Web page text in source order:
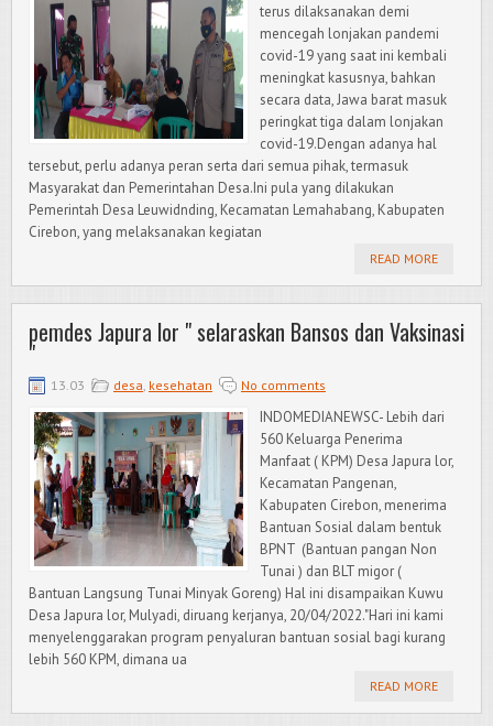
terus dilaksanakan demi
mencegah lonjakan pandemi
covid-19 yang saat ini kembali
meningkat kasusnya, bahkan
secara data, Jawa barat masuk
peringkat tiga dalam lonjakan
covid-19.Dengan adanya hal
tersebut, perlu adanya peran serta dari semua pihak, termasuk
Masyarakat dan Pemerintahan Desa.Ini pula yang dilakukan
Pemerintah Desa Leuwidnding, Kecamatan Lemahabang, Kabupaten
Cirebon, yang melaksanakan kegiatan
READ MORE
pemdes Japura lor " selaraskan Bansos dan Vaksinasi
"
13.03 desa kesehatan No comments
INDOMEDIANEWSC- Lebih dari
560 Keluarga Penerima
Manfaat ( KPM) Desa Japura lor,
Kecamatan Pangenan,
Kabupaten Cirebon, menerima
Bantuan Sosial dalam bentuk
BPNT (Bantuan pangan Non
Tunai ) dan BLT migor (
Bantuan Langsung Tunai Minyak Goreng) Hal ini disampaikan Kuwu
Desa Japura lor, Mulyadi, diruang kerjanya, 20/04/2022."Hari ini kami
menyelenggarakan program penyaluran bantuan sosial bagi kurang
lebih 560 KPM, dimana ua
READ MORE